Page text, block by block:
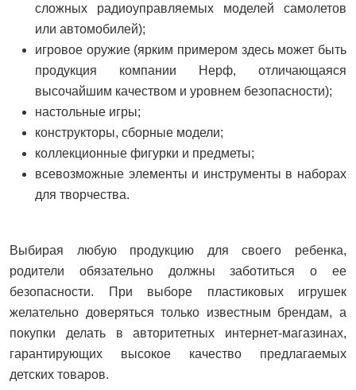
сложных радиоуправляемых моделей самолетов
или автомобилей);
игровое оружие (ярким примером здесь может быть
продукция компании Нерф, отличающаяся
высочайшим качеством и уровнем безопасности);
настольные игры;
конструкторы, сборные модели;
коллекционные фигурки и предметы;
всевозможные элементы и инструменты в наборах
для творчества.
Выбирая любую продукцию для своего ребенка,
родители обязательно должны заботиться о ее
безопасности. При выборе пластиковых игрушек
желательно доверяться только известным брендам, а
покупки делать в авторитетных интернет-магазинах,
гарантирующих высокое качество предлагаемых
детских товаров.